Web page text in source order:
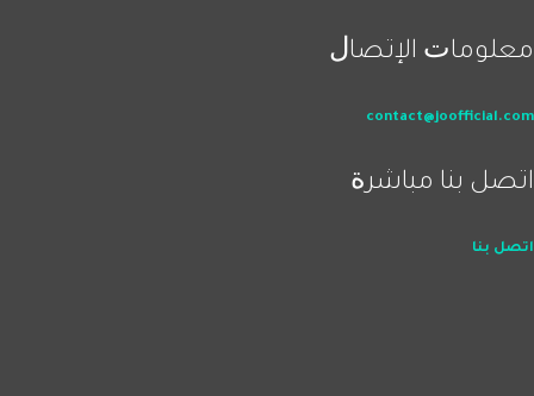
ﻣﻌﻠﻮﻣﺎﺕ اﻹﺗﺼﺎﻝ
contact@joofficial.com
اﺗﺼﻞ ﺑﻨﺎ ﻣﺒﺎﺷﺮﺓ
اﺗﺼﻞ ﺑﻨﺎ